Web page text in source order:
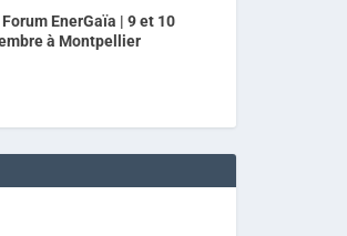
EnerGaïa | 9 et 10
à Montpellier